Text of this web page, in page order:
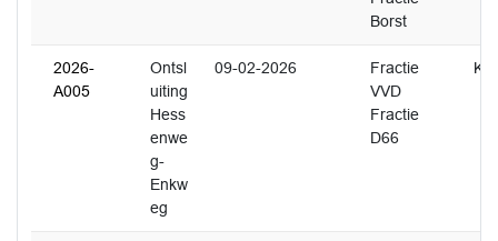
Borst
2026-
A005
Ontsl
uiting
Hess
enwe
g-
Enkw
eg
09-02-2026
Fractie
VVD
Fractie
D66
K.